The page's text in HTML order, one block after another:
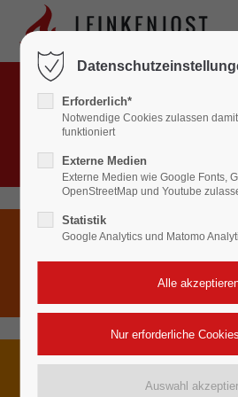
Login
Benutzername
Passwort
Anmelden
Register|Lost your password?
Support
Lorem ipsum dolor sit
BRANDSCHUTZ
Feuerlöscher, Rauchwarnmelder,
Rauch-Wärme-Abzugsanlagen (NRA/
Wandhydranten,
SICHERHEITSTECHNIK
Einbruchmeldeanlagen,
ENERGIEBERATUNG
Erforderlich*
Notwendige Cookies zulassen
funktioniert
Externe Medien
Externe Medien wie Google Fonts,
OpenStreetMap und Youtube
Statistik
Google Analytics und Matomo